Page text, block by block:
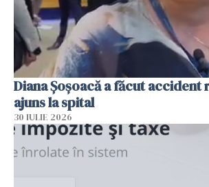
Diana Șoșoacă a făcut accident
ajuns la spital
30 IULIE 2026